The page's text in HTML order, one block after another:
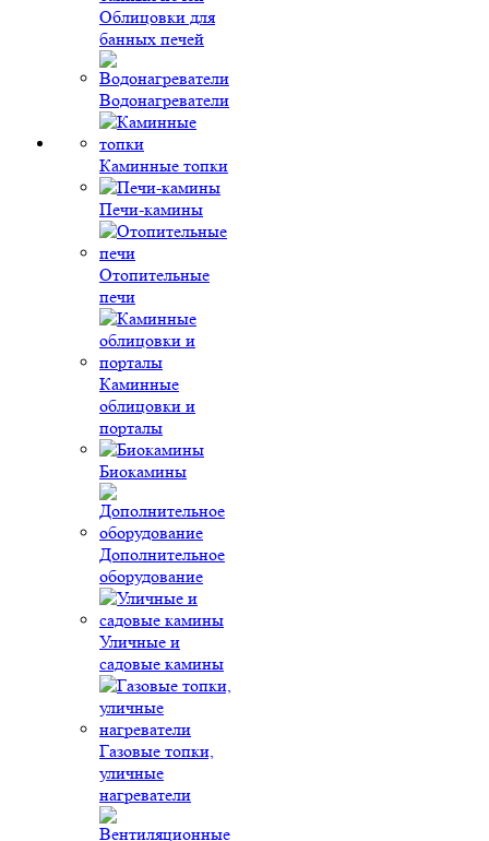
Облицовки для
банных печей
Водонагреватели
Каминные топки
Печи-камины
Отопительные
печи
Каминные
облицовки и
порталы
Биокамины
Дополнительное
оборудование
Уличные и
садовые камины
Газовые топки,
уличные
нагреватели